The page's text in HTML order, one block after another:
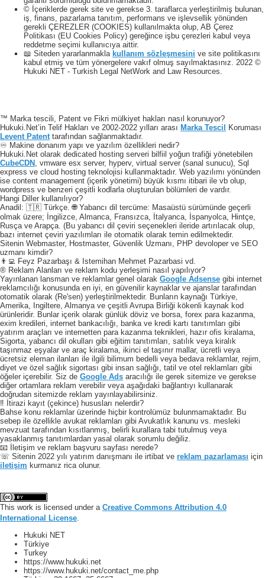
© İçeriklerde gerek site ve gerekse 3. taraflarca yerleştirilmiş bulunan,
iş, finans, pazarlama tanıtım, performans ve işlevsellik yönünden
gerekli ÇEREZLER (COOKIES) kullanılmakta olup, AB Çerez
Politikası (EU Cookies Policy) gereğince işbu çerezleri kabul veya
reddetme seçimi kullanıcıya aittir.
📖 Siteden yararlanmakla kullanım sözleşmesini ve site politikasını
kabul etmiş ve tüm yönergelere vakıf olmuş sayılmaktasınız. 2022 ©
Hukuki NET - Turkish Legal NetWork and Law Resources.
™ Marka tescili, Patent ve Fikri mülkiyet hakları nasıl korunuyor?
Hukuki.Net’in Telif Hakları ve 2002-2022 yılları arası Marka Tescil Koruması
Levent Patent tarafından sağlanmaktadır.
♾️ Makine donanım yapı ve yazılım özellikleri nedir?
Hukuki.Net olarak dedicated hosting serveri bilfiil yoğun trafiği yönetebilen
CubeCDN , vmware esx server, hyperv, virtual server (sanal sunucu), Sql
express ve cloud hosting teknolojisi kullanmaktadır. Web yazılımı yönünden
ise content management (içerik yönetimi) büyük kısmı itibari ile vb olup,
wordpress ve benzeri çeşitli kodlarla oluşturulan bölümleri de vardır.
Hangi Diller kullanılıyor?
Anadil: 🇹🇷 Türkçe. 🌐 Yabancı dil tercüme: Masaüstü sürümünde geçerli
olmak üzere; İngilizce, Almanca, Fransızca, İtalyanca, İspanyolca, Hintçe,
Rusça ve Arapça. (Bu yabancı dil çeviri seçenekleri ileride artırılacak olup,
bazı internet çeviri yazılımları ile otomatik olarak temin edilmektedir.
Sitenin Webmaster, Hostmaster, Güvenlik Uzmanı, PHP devoloper ve SEO
uzmanı kimdir?
👨‍💻 Feyz Pazarbaşı & Istemihan Mehmet Pazarbasi vd.
® Reklam Alanları ve reklam kodu yerleşimi nasıl yapılıyor?
Yayınlanan lansman ve reklamlar genel olarak Google Adsense gibi internet
reklamcılığı konusunda en iyi, en güvenilir kaynaklar ve ajanslar tarafından
otomatik olarak (Re'sen) yerleştirilmektedir. Bunların kaynağı Türkiye,
Amerika, Ingiltere, Almanya ve çeşitli Avrupa Birliği kökenli kaynak kod
ürünleridir. Bunlar içerik olarak günlük döviz ve borsa, forex para kazanma,
exim kredileri, internet bankacılığı, banka ve kredi kartı tanıtımları gibi
yatırım araçları ve internetten para kazanma teknikleri, hazır ofis kiralama,
Sigorta, yabancı dil okulları gibi eğitim tanıtımları, satılık veya kiralık
taşınmaz eşyalar ve araç kiralama, ikinci el taşınır mallar, ücretli veya
ücretsiz eleman ilanları ile ilgili bilimum bedelli veya bedava reklamlar, rejim,
diyet ve özel sağlık sigortası gibi insan sağlığı, tatil ve otel reklamları gibi
öğeler içerebilir. Siz de Google Ads aracılığı ile gerek sitemize ve gerekse
diğer ortamlara reklam verebilir veya aşağıdaki bağlantıyı kullanarak
doğrudan sitemizde reklam yayınlayabilirsiniz.
‼️ İtirazi kayıt (çekince) hususları nelerdir?
Bahse konu reklamlar üzerinde hiçbir kontrolümüz bulunmamaktadır. Bu
sebep ile özellikle avukat reklamları gibi Avukatlık kanunu vs. mesleki
mevzuat tarafından kısıtlanmış, belirli kurallara tabi tutulmuş veya
yasaklanmış tanıtımlardan yasal olarak sorumlu değiliz.
📧 İletişim ve reklam başvuru sayfası nerede?
☏ Sitenin 2022 yılı yatırım danışmanı ile irtibat ve reklam pazarlaması için
iletişim kurmanız rica olunur.
This work is licensed under a Creative Commons Attribution 4.0
International License
Hukuki NET
Türkiye
Turkey
https://www.hukuki.net
https://www.hukuki.net/contact_me.php